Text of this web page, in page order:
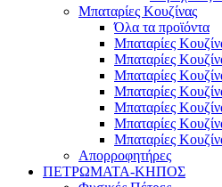
Μπαταρίες Κουζίνας
Όλα τα προϊόντα
Μπαταρίες
Μπαταρίες
Μπαταρίες
Μπαταρίες
Μπαταρίες
Μπαταρίες
Μπαταρίες
Απορροφητήρες
ΠΕΤΡΩΜΑΤΑ-ΚΗΠΟΣ